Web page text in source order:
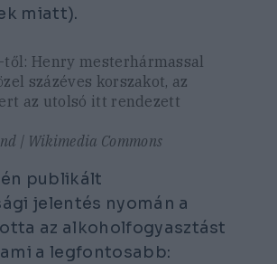
miatt).
Henry mesterhármassal
százéves korszakot, az
az utolsó itt rendezett
| Wikimedia Commons
publikált
jelentés nyomán a
az alkoholfogyasztást
a legfontosabb: